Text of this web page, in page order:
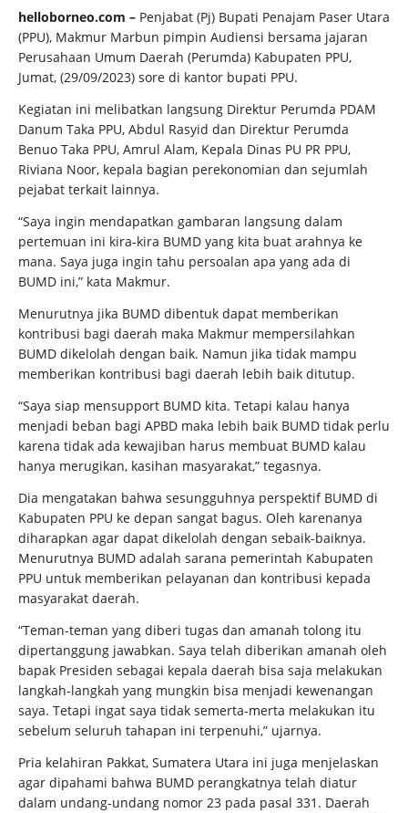
helloborneo.com – Penjabat (Pj) Bupati Penajam Paser Utara
(PPU), Makmur Marbun pimpin Audiensi bersama jajaran
Perusahaan Umum Daerah (Perumda) Kabupaten PPU,
Jumat, (29/09/2023) sore di kantor bupati PPU.
Kegiatan ini melibatkan langsung Direktur Perumda PDAM
Danum Taka PPU, Abdul Rasyid dan Direktur Perumda
Benuo Taka PPU, Amrul Alam, Kepala Dinas PU PR PPU,
Riviana Noor, kepala bagian perekonomian dan sejumlah
pejabat terkait lainnya.
“Saya ingin mendapatkan gambaran langsung dalam
pertemuan ini kira-kira BUMD yang kita buat arahnya ke
mana. Saya juga ingin tahu persoalan apa yang ada di
BUMD ini,” kata Makmur.
Menurutnya jika BUMD dibentuk dapat memberikan
kontribusi bagi daerah maka Makmur mempersilahkan
BUMD dikelolah dengan baik. Namun jika tidak mampu
memberikan kontribusi bagi daerah lebih baik ditutup.
“Saya siap mensupport BUMD kita. Tetapi kalau hanya
menjadi beban bagi APBD maka lebih baik BUMD tidak perlu
karena tidak ada kewajiban harus membuat BUMD kalau
hanya merugikan, kasihan masyarakat,” tegasnya.
Dia mengatakan bahwa sesungguhnya perspektif BUMD di
Kabupaten PPU ke depan sangat bagus. Oleh karenanya
diharapkan agar dapat dikelolah dengan sebaik-baiknya.
Menurutnya BUMD adalah sarana pemerintah Kabupaten
PPU untuk memberikan pelayanan dan kontribusi kepada
masyarakat daerah.
“Teman-teman yang diberi tugas dan amanah tolong itu
dipertanggung jawabkan. Saya telah diberikan amanah oleh
bapak Presiden sebagai kepala daerah bisa saja melakukan
langkah-langkah yang mungkin bisa menjadi kewenangan
saya. Tetapi ingat saya tidak semerta-merta melakukan itu
sebelum seluruh tahapan ini terpenuhi,” ujarnya.
Pria kelahiran Pakkat, Sumatera Utara ini juga menjelaskan
agar dipahami bahwa BUMD perangkatnya telah diatur
dalam undang-undang nomor 23 pada pasal 331. Daerah